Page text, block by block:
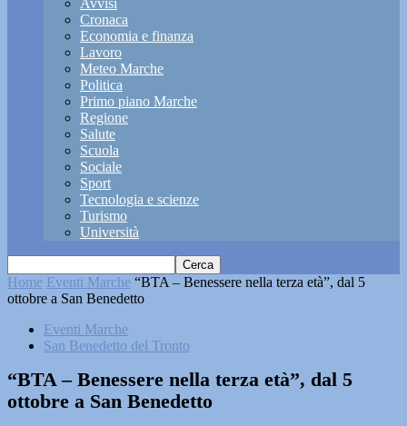
Avvisi
Cronaca
Economia e finanza
Lavoro
Meteo Marche
Politica
Primo piano Marche
Regione
Salute
Scuola
Sociale
Sport
Tecnologia e scienze
Turismo
Università
Home Eventi Marche “BTA – Benessere nella terza età”, dal 5
ottobre a San Benedetto
Eventi Marche
San Benedetto del Tronto
“BTA – Benessere nella terza età”, dal 5
ottobre a San Benedetto